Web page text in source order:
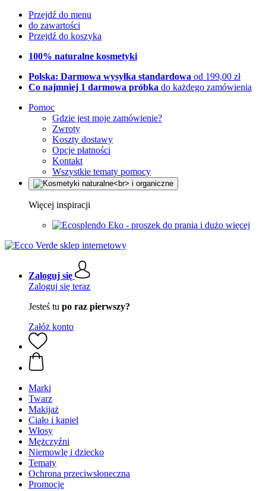
Przejdź do menu
do zawartości
Przejdź do koszyka
100% naturalne kosmetyki
Polska: Darmowa wysyłka standardowa od 199,00 zł
Co najmniej 1 darmowa próbka do każdego zamówienia
Pomoc
Gdzie jest moje zamówienie?
Zwroty
Koszty dostawy
Opcje płatności
Kontakt
Wszystkie tematy pomocy
Więcej inspiracji
Eko - proszek do prania i dużo więcej
Zaloguj się
Zaloguj się teraz
Jesteś tu po raz pierwszy?
Załóż konto
Marki
Twarz
Makijaż
Ciało i kąpiel
Włosy
Mężczyźni
Niemowlę i dziecko
Tematy
Ochrona przeciwsłoneczna
Promocje